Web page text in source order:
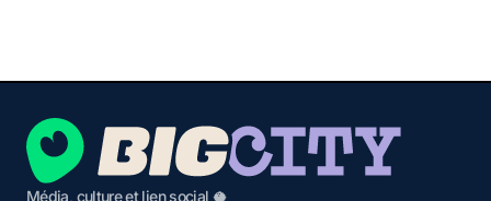
Média, culture et lien social 🥥